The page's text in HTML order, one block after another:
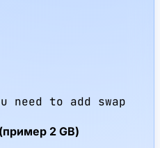
need to add swap
2 GB)